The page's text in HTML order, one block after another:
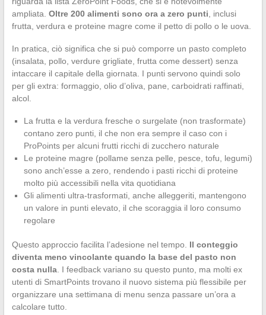
ampliata. Oltre 200 alimenti sono ora a zero punti , inclusi
frutta, verdura e proteine magre come il petto di pollo o le uova.
In pratica, ciò significa che si può comporre un pasto completo
(insalata, pollo, verdure grigliate, frutta come dessert) senza
intaccare il capitale della giornata. I punti servono quindi solo
per gli extra: formaggio, olio d’oliva, pane, carboidrati raffinati,
alcol.
La frutta e la verdura fresche o surgelate (non trasformate)
contano zero punti, il che non era sempre il caso con i
ProPoints per alcuni frutti ricchi di zucchero naturale
Le proteine magre (pollame senza pelle, pesce, tofu, legumi)
sono anch’esse a zero, rendendo i pasti ricchi di proteine
molto più accessibili nella vita quotidiana
Gli alimenti ultra-trasformati, anche alleggeriti, mantengono
un valore in punti elevato, il che scoraggia il loro consumo
regolare
Questo approccio facilita l’adesione nel tempo. Il conteggio
diventa meno vincolante quando la base del pasto non
costa nulla. I feedback variano su questo punto, ma molti ex
utenti di SmartPoints trovano il nuovo sistema più flessibile per
organizzare una settimana di menu senza passare un’ora a
calcolare tutto.